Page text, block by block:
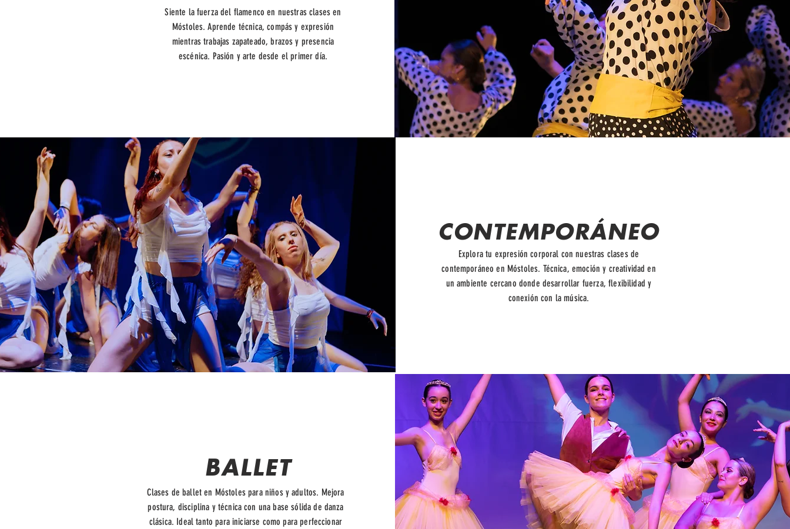
Siente la fuerza del flamenco en nuestras clases en
Móstoles. Aprende técnica, compás y expresión
mientras trabajas zapateado, brazos y presencia
escénica. Pasión y arte desde el primer día.
CONTEMPORÁNEO
Explora tu expresión corporal con nuestras clases de
contemporáneo en Móstoles. Técnica, emoción y creatividad en
un ambiente cercano donde desarrollar fuerza, flexibilidad y
conexión con la música.
BALLET
Clases de ballet en Móstoles para niños y adultos. Mejora
postura, disciplina y técnica con una base sólida de danza
clásica. Ideal tanto para iniciarse como para perfeccionar